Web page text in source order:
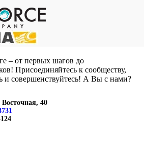
– от первых шагов до
Присоединяйтесь к сообществу,
и совершенствуйтесь! А Вы с нами?
Восточная, 40